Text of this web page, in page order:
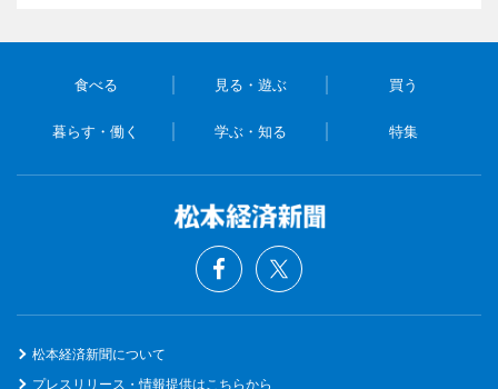
食べる 見る・遊ぶ 買う
暮らす・働く 学ぶ・知る 特集
松本経済新聞について
プレスリリース・情報提供はこちらから